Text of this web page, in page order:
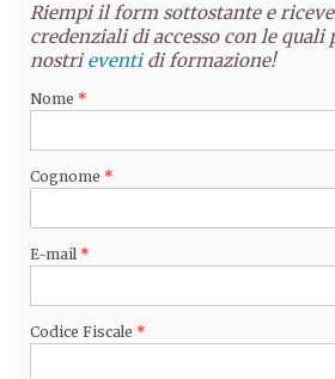
Riempi il form sottostante e
credenziali di accesso con le
nostrieventidi formazione!
Nome *
Cognome *
E-mail *
Codice Fiscale *